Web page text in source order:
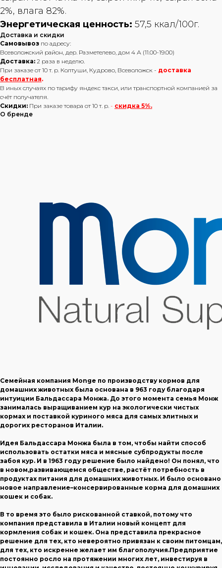
2%, влага 82%.
Энергетическая ценность: 57,5 ккал/100г.
Доставка и скидки
Самовывоз по адресу:
Всеволожский район, дер. Разметелево, дом 4 А (11.00-19.00)
Доставка: 2 раза в неделю.
При заказе от 10 т. р. Колтуши, Кудрово, Всеволожск - доставка
бесплатная.
В иных случаях по тарифу яндекс такси, или транспортной компанией за
счёт получателя.
Скидки: При заказе товара от 10 т. р. - скидка 5%.
О бренде
Семейная компания Monge по производству кормов для
домашних животных была основана в 963 году благодаря
интуиции Бальдассара Монжа. До этого момента семья Монж
занималась выращиванием кур на экологически чистых
кормах и поставкой куриного мяса для самых элитных и
дорогих ресторанов Италии.
Идея Бальдассара Монжа была в том, чтобы найти способ
использовать остатки мяса и мясные субпродукты после
забоя кур. И в 1963 году решение было найдено! Он понял, что
в новом,развивающемся обществе, растёт потребность в
продуктах питания для домашних животных. И было основано
новое направление–консервированные корма для домашних
кошек и собак.
В то время это было рискованной ставкой, потому что
компания представила в Италии новый концепт для
кормления собак и кошек. Она представила прекрасное
решение для тех, кто невероятно привязан к своим питомцам,
для тех, кто искренне желает им благополучия.Предприятие
постоянно росло на протяжении многих лет, инвестируя в